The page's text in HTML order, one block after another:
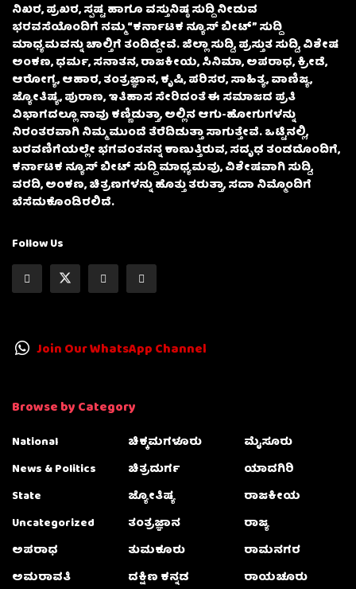
ನಿಖರ, ಪ್ರಖರ, ಸ್ಪಷ್ಟ ಹಾಗೂ ವಸ್ತುನಿಷ್ಠ ಸುದ್ದಿ ನೀಡುವ
ಭರವಸೆಯೊಂದಿಗೆ ನಮ್ಮ “ಕರ್ನಾಟಕ ನ್ಯೂಸ್ ಬೀಟ್” ಸುದ್ದಿ
ಮಾಧ್ಯಮವನ್ನು ಚಾಲ್ತಿಗೆ ತಂದಿದ್ದೇವೆ. ಜಿಲ್ಲಾ ಸುದ್ದಿ, ಪ್ರಸ್ತುತ ಸುದ್ದಿ, ವಿಶೇಷ
ಅಂಕಣ, ಧರ್ಮ, ಸನಾತನ, ರಾಜಕೀಯ, ಸಿನಿಮಾ, ಅಪರಾಧ, ಕ್ರೀಡೆ,
ಆರೋಗ್ಯ, ಆಹಾರ, ತಂತ್ರಜ್ಞಾನ, ಕೃಷಿ, ಪರಿಸರ, ಸಾಹಿತ್ಯ, ವಾಣಿಜ್ಯ,
ಜ್ಯೋತಿಷ್ಯ, ಪುರಾಣ, ಇತಿಹಾಸ ಸೇರಿದಂತೆ ಈ ಸಮಾಜದ ಪ್ರತಿ
ವಿಭಾಗದಲ್ಲೂ ನಾವು ಕಣ್ಣಿಡುತ್ತಾ, ಅಲ್ಲಿನ ಆಗು-ಹೋಗುಗಳನ್ನು
ನಿರಂತರವಾಗಿ ನಿಮ್ಮ ಮುಂದೆ ತೆರೆದಿಡುತ್ತಾ ಸಾಗುತ್ತೇವೆ. ಒಟ್ಟಿನಲ್ಲಿ,
ಬರವಣಿಗೆಯಲ್ಲೇ ಭಗವಂತನನ್ನ ಕಾಣುತ್ತಿರುವ, ಸದೃಢ ತಂಡದೊಂದಿಗೆ,
ಕರ್ನಾಟಕ ನ್ಯೂಸ್ ಬೀಟ್ ಸುದ್ದಿ ಮಾಧ್ಯಮವು, ವಿಶೇಷವಾಗಿ ಸುದ್ದಿ,
ವರದಿ, ಅಂಕಣ, ಚಿತ್ರಣಗಳನ್ನು ಹೊತ್ತು ತರುತ್ತಾ, ಸದಾ ನಿಮ್ಮೊಂದಿಗೆ
ಬೆಸೆದುಕೊಂಡಿರಲಿದೆ.
Follow Us
Join Our WhatsApp Channel
Browse by Category
National
News & Politics
State
Uncategorized
ಅಪರಾಧ
ಅಮರಾವತಿ
ಚಿಕ್ಕಮಗಳೂರು
ಚಿತ್ರದುರ್ಗ
ಜ್ಯೋತಿಷ್ಯ
ತಂತ್ರಜ್ಞಾನ
ತುಮಕೂರು
ದಕ್ಷಿಣ ಕನ್ನಡ
ಮೈಸೂರು
ಯಾದಗಿರಿ
ರಾಜಕೀಯ
ರಾಜ್ಯ
ರಾಮನಗರ
ರಾಯಚೂರು